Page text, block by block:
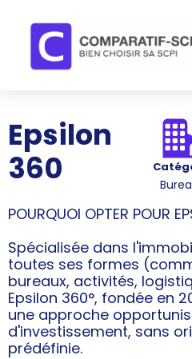
Epsilon
360
POURQUOI OPTER POUR
Spécialisée dans
toutes ses formes
bureaux, activités,
Epsilon 360°, fondée en
une approche
d'investissement, sans
prédéfinie.